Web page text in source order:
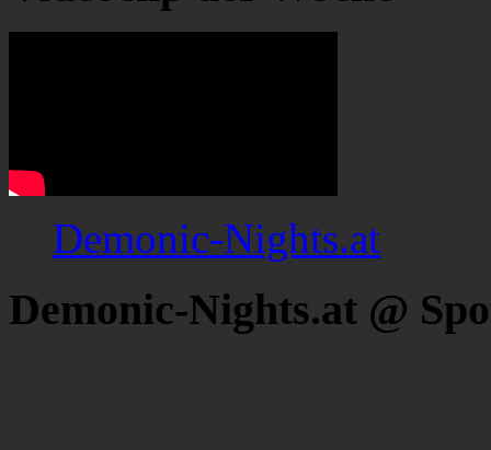
Demonic-Nights.at
Demonic-Nights.at @